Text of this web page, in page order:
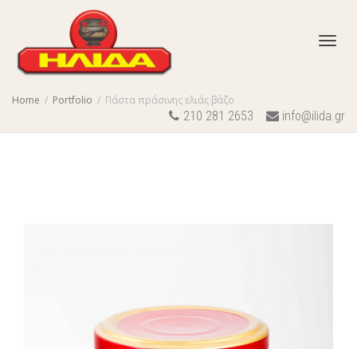
Home Portfolio Πάστα πράσινης ελιάς βάζο
210 281 2653 info@ilida.gr